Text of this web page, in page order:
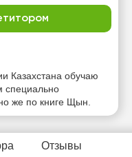
Казахстана обучаю
специально
же по книге Щын.
Отзывы
вт
Нет
часов
Нет
часов